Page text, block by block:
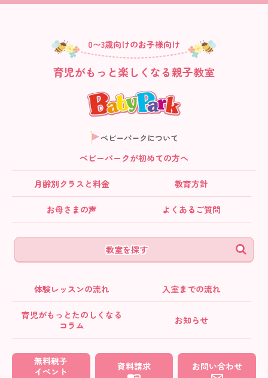
0〜3歳向けのお子様向け
育児がもっと楽しくなる親子教室
ベビーパークについて
ベビーパークが初めての方へ
月齢別クラス と料金 教育方針
お母さまの声 よくあるご質問
教室を探す
体験レッスンの流れ 入室までの流れ
育児がもっとたのしくなる
コラム
お知らせ
無料親子
イベント
資料請求 お問い合わせ